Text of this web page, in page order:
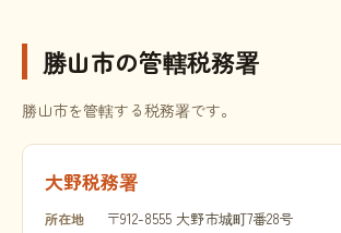
勝山市の管轄税務署
勝山市を管轄する税務署です。
大野税務署
所在地 〒912-8555 大野市城町7番28号